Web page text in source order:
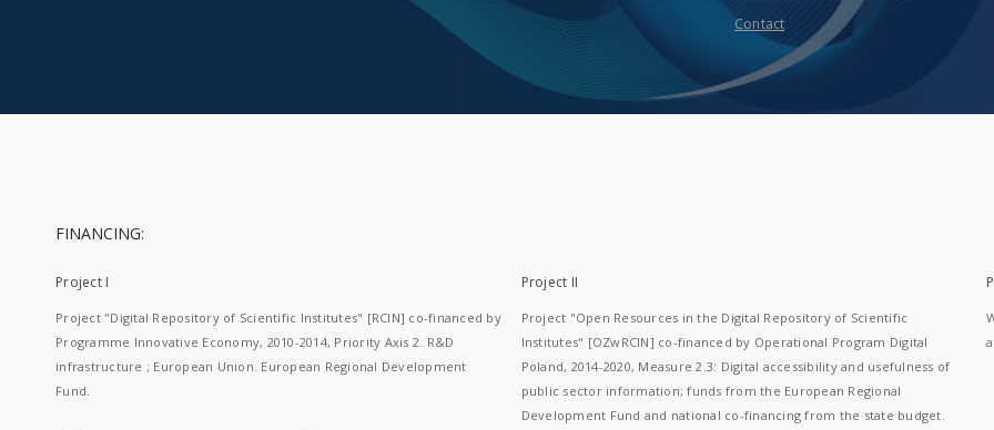
Contact
FINANCING:
Project I
Project "Digital Repository of Scientific Institutes" [RCIN] co-financed by
Programme Innovative Economy, 2010-2014, Priority Axis 2. R&D
infrastructure ; European Union. European Regional Development
Fund.
Project II
Project "Open Resources in the Digital Repository of Scientific
Institutes" [OZwRCIN] co-financed by Operational Program Digital
Poland, 2014-2020, Measure 2.3: Digital accessibility and usefulness of
public sector information; funds from the European Regional
Development Fund and national co-financing from the state budget.